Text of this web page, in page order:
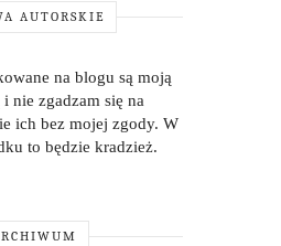
AUTORSKIE
na blogu są moją
i nie zgadzam się na
ich bez mojej zgody. W
to będzie kradzież.